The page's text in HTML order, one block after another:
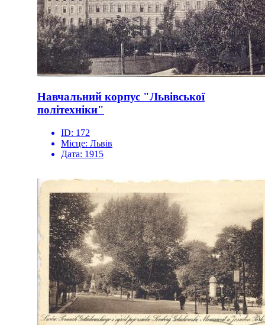
Навчальний корпус "Львівської
політехніки"
ID: 172
Місце: Львів
Дата: 1915